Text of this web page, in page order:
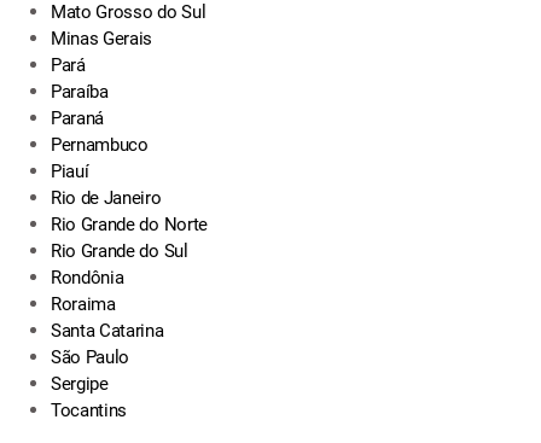
Mato Grosso do Sul
Minas Gerais
Pará
Paraíba
Paraná
Pernambuco
Piauí
Rio de Janeiro
Rio Grande do Norte
Rio Grande do Sul
Rondônia
Roraima
Santa Catarina
São Paulo
Sergipe
Tocantins